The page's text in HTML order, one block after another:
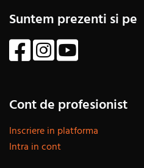
Suntem prezenti si pe
Cont de profesionist
Inscriere in platforma
Intra in cont